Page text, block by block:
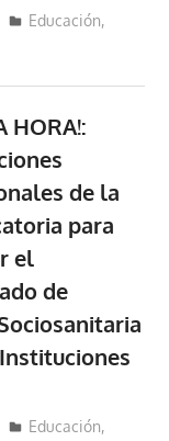
Educación,
HORA!:
de la
para
el
de
Educación,